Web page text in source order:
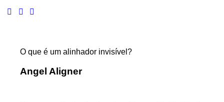
O que é um alinhador invisível?
Angel Aligner